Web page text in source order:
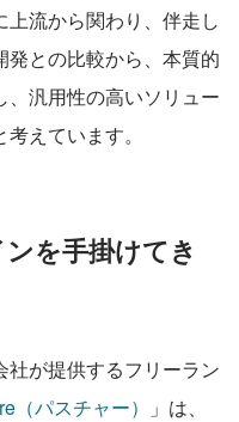
流から関わり、伴走し
との比較から、本質的
汎用性の高いソリュー
えています。
を手掛けてき
が提供するフリーラン
（パスチャー）
」は、